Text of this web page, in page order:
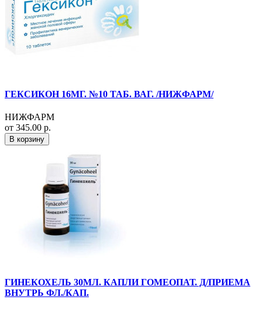
ГЕКСИКОН 16МГ. №10 ТАБ. ВАГ. /НИЖФАРМ/
НИЖФАРМ
от 345.00 р.
В корзину
ГИНЕКОХЕЛЬ 30МЛ. КАПЛИ ГОМЕОПАТ. Д/ПРИЕМА
ВНУТРЬ ФЛ./КАП.